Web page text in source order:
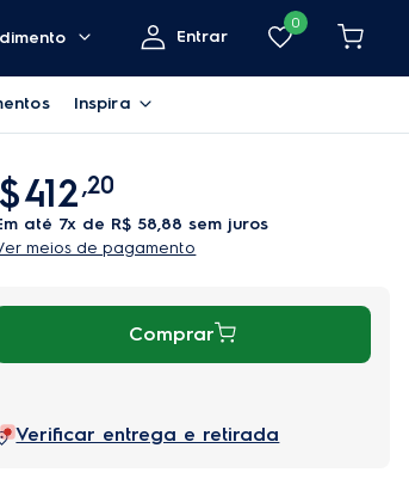
Entrar
0
Inspira
412,20
em até 7x de R$ 58,88 sem juros
meios de pagamento
Comprar
Verificar entrega e retirada